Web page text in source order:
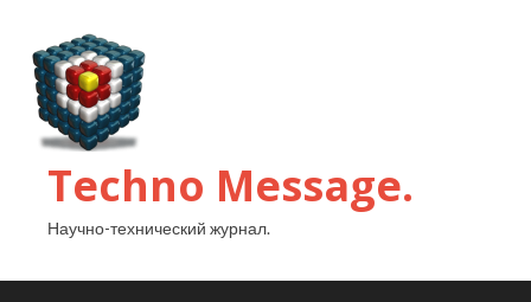
Techno Message.
Научно-технический журнал.